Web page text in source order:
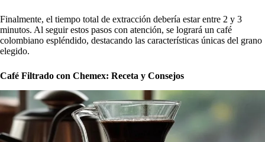
Finalmente, el tiempo total de extracción debería estar entre 2 y 3
minutos. Al seguir estos pasos con atención, se logrará un café
colombiano espléndido, destacando las características únicas del grano
elegido.
Café Filtrado con Chemex: Receta y Consejos